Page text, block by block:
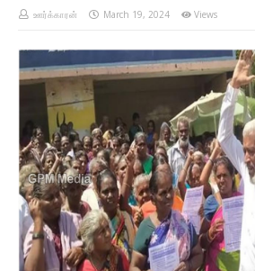
ஊர்க்காரன் March 19, 2024 Views